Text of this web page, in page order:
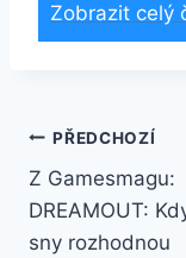
Zobrazit celý
PŘEDCHOZÍ
Z Gamesmagu:
DREAMOUT:
sny rozhodnou